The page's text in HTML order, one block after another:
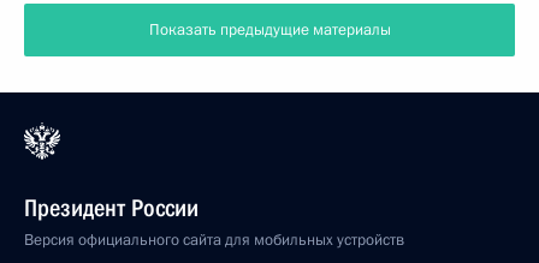
Показать предыдущие материалы
Президент России
Версия официального сайта для мобильных устройств